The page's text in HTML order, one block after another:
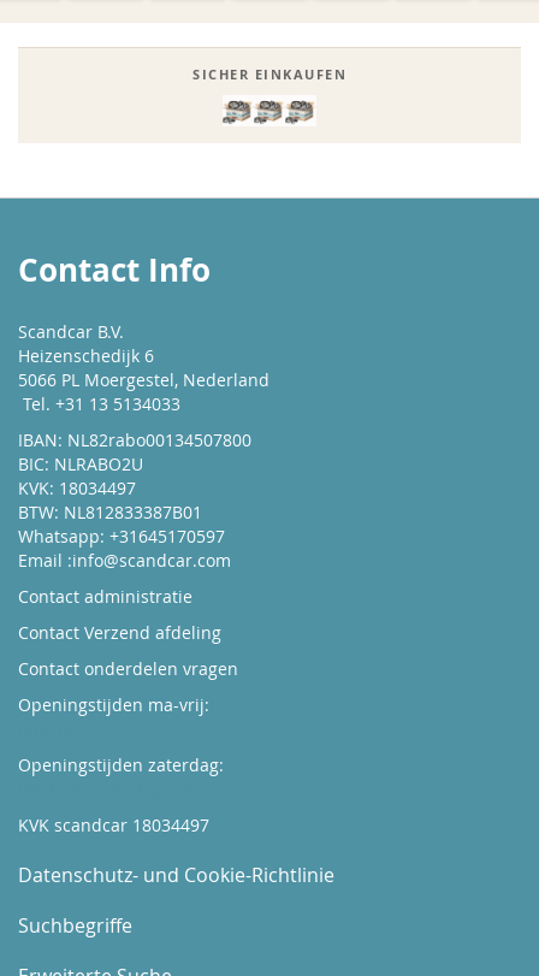
SICHER EINKAUFEN
Contact Info
Scandcar B.V.
Heizenschedijk 6
5066 PL Moergestel, Nederland
Tel. +31 13 5134033
IBAN: NL82rabo00134507800
BIC: NLRABO2U
KVK: 18034497
BTW: NL812833387B01
Whatsapp: +31645170597
Email :info@scandcar.com
Contact administratie
Contact Verzend afdeling
Contact onderdelen vragen
Openingstijden ma-vrij:
Openingstijden zaterdag:
KVK scandcar 18034497
Datenschutz- und Cookie-Richtlinie
Suchbegriffe